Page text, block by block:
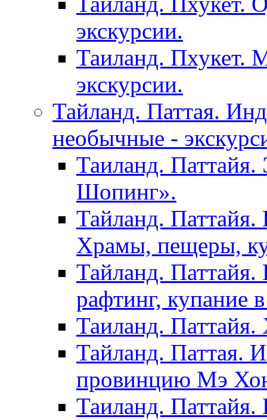
экскурсии.
Таиланд. Пхукет.
экскурсии.
Тайланд. Паттая.
необычные -
Таиланд. Паттайя.
Шопинг».
Тайланд. Паттайя.
Храмы, пещеры,
Тайланд. Паттайя.
рафтинг, купание
Таиланд.
Тайланд. Паттая.
провинцию Мэ
Таиланд.